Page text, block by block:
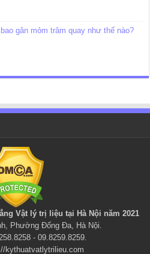
gân mỏm trâm quay như thế nào?
Vật lý trị liệu tại Hà Nội năm 2021
Phường Đống Đa, Hà Nội.
- 09.8259.8259.
kythuatvatlytrilieu.com